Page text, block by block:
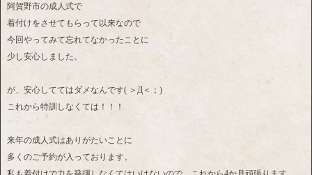
阿賀野市の成人式で
着付けをさせてもらって以来なので
今回やってみて忘れてなかったことに
少し安心しました。
が、安心しててはダメなんです( ＞Д＜；)
これから特訓しなくては！！！
来年の成人式はありがたいことに
多くのご予約が入っております。